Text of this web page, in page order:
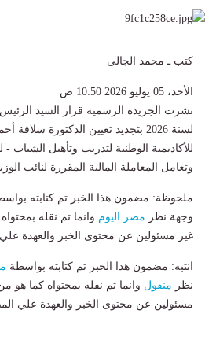
كتب ـ محمد الجالى
الأحد، 05 يوليو 2026 10:50 ص
لسنة 2026 بتجديد تعيين الدكتورة
وتعامل المعاملة المالية المقررة لنائب
ملحوظة: مضمون هذا الخبر تم كتابته
وجهة نظر مصر اليوم وانما تم نقله
غير مسئولين عن محتوى الخبر والعهدة
انتبه: مضمون هذا الخبر تم كتابته بواسطة
نظر منقول وانما تم نقله بمحتواه كما هو
مسئولين عن محتوى الخبر والعهدة علي